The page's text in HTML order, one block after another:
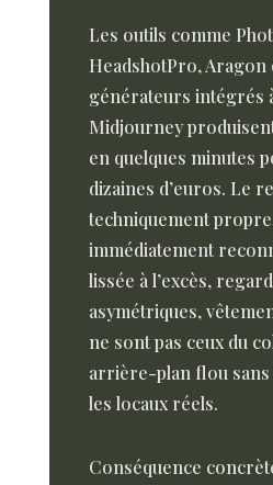
Les outils comme
HeadshotPro, Aragon
générateurs intégrés
Midjourney
en quelques minutes
dizaines d’euros. Le
techniquement
immédiatement
lissée à l’excès,
asymétriques,
ne sont pas ceux du
arrière-plan flou sans
les locaux réels.
Conséquence